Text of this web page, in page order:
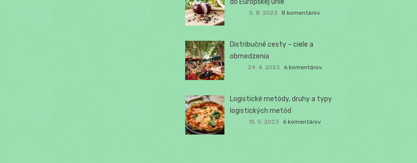
5. 8. 2023 8 komentárov
Distribučné cesty – ciele a
obmedzenia
24. 4. 2023 6 komentárov
Logistické metódy, druhy a typy
logistických metód
15. 5. 2023 6 komentárov